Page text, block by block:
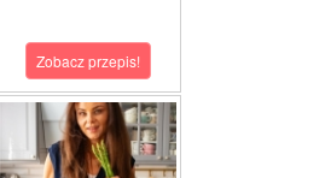
Zobacz przepis!